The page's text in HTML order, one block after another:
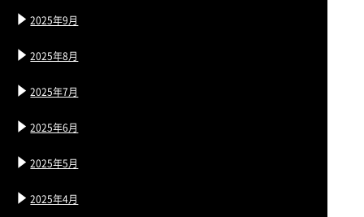
2025年9月
2025年8月
2025年7月
2025年6月
2025年5月
2025年4月